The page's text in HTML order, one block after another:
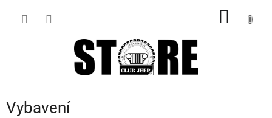
Vybavení